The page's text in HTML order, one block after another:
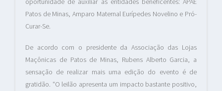
Patos de Minas, Amparo Maternal Eurípedes Novelino e Pró-
Curar-Se.
De acordo com o presidente da Associação das Lojas
Maçônicas de Patos de Minas, Rubens Alberto Garcia, a
sensação de realizar mais uma edição do evento é de
gratidão. “O leilão apresenta um impacto bastante positivo,